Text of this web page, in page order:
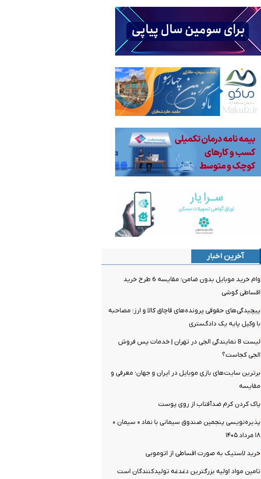
آخرین اخبار
وام خرید موبایل بدون ضامن؛ مقایسه 6 طرح خرید
اقساطی گوشی
پیچیدگی‌های حقوقی پرونده‌های قاچاق کالا و ارز؛ مصاحبه
با وکیل پایه یک دادگستری
لیست 8 نمایندگی الجی در تهران | خدمات پس فروش
الجی کجاست؟
برترین سایت‌های بازی موبایل در ایران و جهان؛ معرفی و
مقایسه
پاک کردن کرم ضدآفتاب از روی پوست
پذیره‌نویسی پنجمین صندوق سیمانی با نماد « سیمان »
۱۸ مرداد ۱۴۰۵
خرید لاستیک به صورت اقساطی از اتوموبی
تامین مواد اولیه بزرگترین دغدغه تولیدکنندگان است